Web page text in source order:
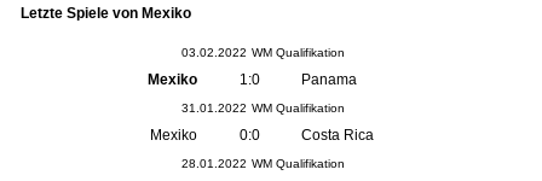
Letzte Spiele von Mexiko
03.02.2022 WM Qualifikation
Mexiko 1:0 Panama
31.01.2022 WM Qualifikation
Mexiko 0:0 Costa Rica
28.01.2022 WM Qualifikation